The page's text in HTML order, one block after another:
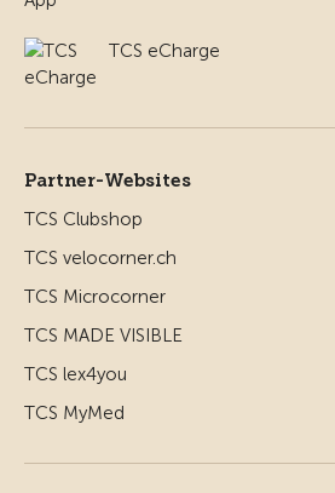
TCS eCharge
Partner-Websites
TCS Clubshop
TCS velocorner.ch
TCS Microcorner
TCS MADE VISIBLE
TCS lex4you
TCS MyMed